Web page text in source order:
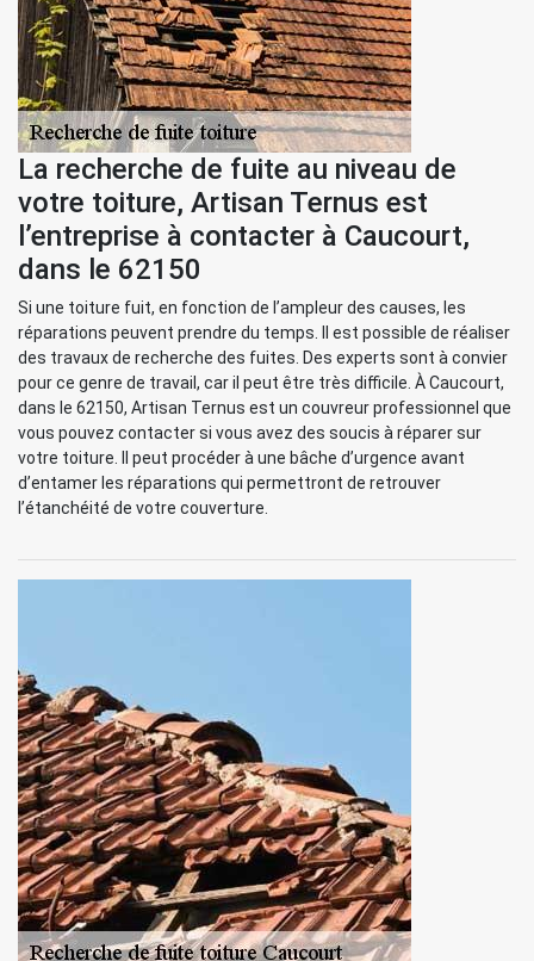
La recherche de fuite au niveau de
votre toiture, Artisan Ternus est
l’entreprise à contacter à Caucourt,
dans le 62150
Si une toiture fuit, en fonction de l’ampleur des causes, les
réparations peuvent prendre du temps. Il est possible de réaliser
des travaux de recherche des fuites. Des experts sont à convier
pour ce genre de travail, car il peut être très difficile. À Caucourt,
dans le 62150, Artisan Ternus est un couvreur professionnel que
vous pouvez contacter si vous avez des soucis à réparer sur
votre toiture. Il peut procéder à une bâche d’urgence avant
d’entamer les réparations qui permettront de retrouver
l’étanchéité de votre couverture.